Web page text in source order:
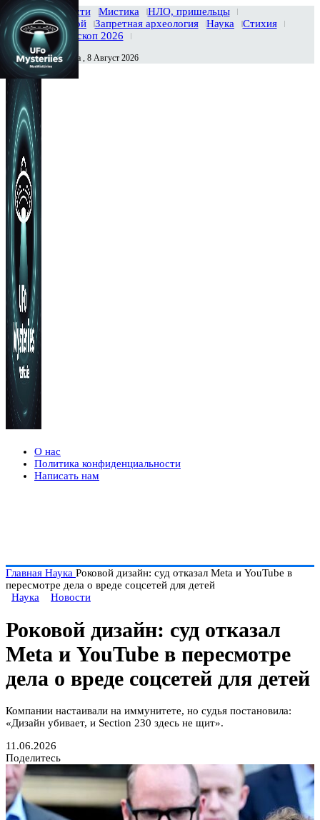
Главная Новости Мистика
НЛО, пришельцы
Тайны вселенной
Запретная археология Наука
Стихия
История
Гороскоп 2026
Сегодня Суббота , 8 Август 2026
О нас
Политика конфиденциальности
Написать нам
Главная Наука Роковой дизайн: суд отказал Meta и YouTube в
пересмотре дела о вреде соцсетей для детей
Наука
Новости
Роковой дизайн: суд отказал
Meta и YouTube в пересмотре
дела о вреде соцсетей для детей
Компании настаивали на иммунитете, но судья постановила:
«Дизайн убивает, и Section 230 здесь не щит».
11.06.2026
Поделитесь